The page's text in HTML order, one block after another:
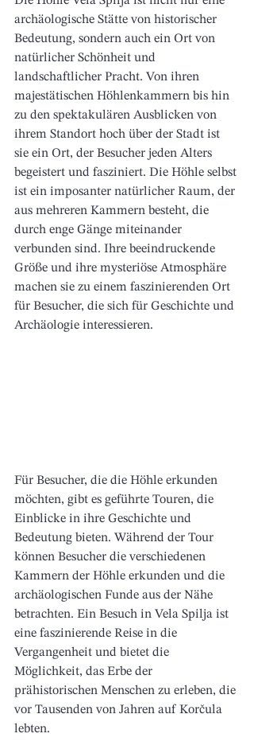
archäologische Stätte von historischer
Bedeutung, sondern auch ein Ort von
natürlicher Schönheit und
landschaftlicher Pracht. Von ihren
majestätischen Höhlenkammern bis hin
zu den spektakulären Ausblicken von
ihrem Standort hoch über der Stadt ist
sie ein Ort, der Besucher jeden Alters
begeistert und fasziniert. Die Höhle selbst
ist ein imposanter natürlicher Raum, der
aus mehreren Kammern besteht, die
durch enge Gänge miteinander
verbunden sind. Ihre beeindruckende
Größe und ihre mysteriöse Atmosphäre
machen sie zu einem faszinierenden Ort
für Besucher, die sich für Geschichte und
Archäologie interessieren.
Für Besucher, die die Höhle erkunden
möchten, gibt es geführte Touren, die
Einblicke in ihre Geschichte und
Bedeutung bieten. Während der Tour
können Besucher die verschiedenen
Kammern der Höhle erkunden und die
archäologischen Funde aus der Nähe
betrachten. Ein Besuch in Vela Spilja ist
eine faszinierende Reise in die
Vergangenheit und bietet die
Möglichkeit, das Erbe der
prähistorischen Menschen zu erleben, die
vor Tausenden von Jahren auf Korčula
lebten.